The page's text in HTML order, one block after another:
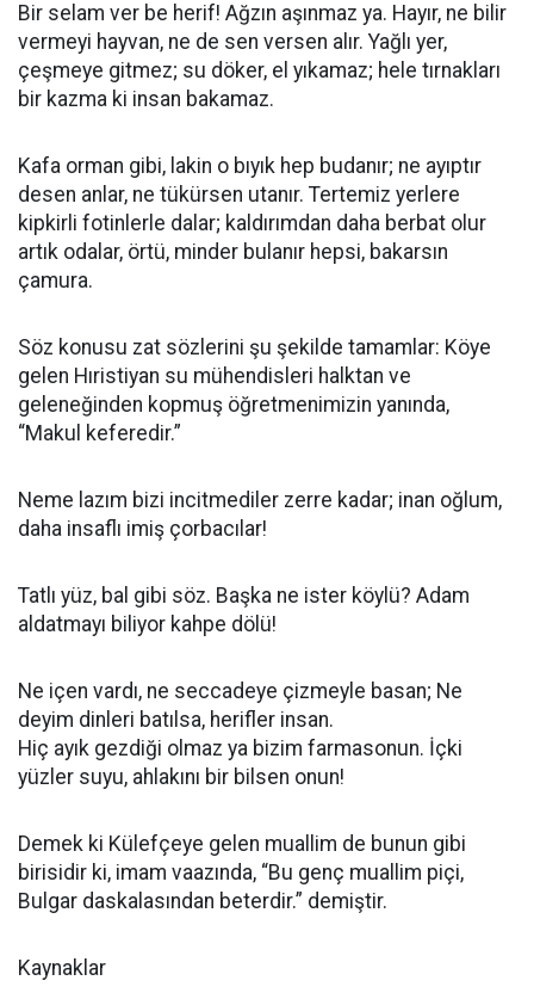
Bir selam ver be herif! Ağzın aşınmaz ya. Hayır, ne bilir
vermeyi hayvan, ne de sen versen alır. Yağlı yer,
çeşmeye gitmez; su döker, el yıkamaz; hele tırnakları
bir kazma ki insan bakamaz.
Kafa orman gibi, lakin o bıyık hep budanır; ne ayıptır
desen anlar, ne tükürsen utanır. Tertemiz yerlere
kipkirli fotinlerle dalar; kaldırımdan daha berbat olur
artık odalar, örtü, minder bulanır hepsi, bakarsın
çamura.
Söz konusu zat sözlerini şu şekilde tamamlar: Köye
gelen Hıristiyan su mühendisleri halktan ve
geleneğinden kopmuş öğretmenimizin yanında,
“Makul keferedir.”
Neme lazım bizi incitmediler zerre kadar; inan oğlum,
daha insaflı imiş çorbacılar!
Tatlı yüz, bal gibi söz. Başka ne ister köylü? Adam
aldatmayı biliyor kahpe dölü!
Ne içen vardı, ne seccadeye çizmeyle basan; Ne
deyim dinleri batılsa, herifler insan.
Hiç ayık gezdiği olmaz ya bizim farmasonun. İçki
yüzler suyu, ahlakını bir bilsen onun!
Demek ki Külefçeye gelen muallim de bunun gibi
birisidir ki, imam vaazında, “Bu genç muallim piçi,
Bulgar daskalasından beterdir.” demiştir.
Kaynaklar